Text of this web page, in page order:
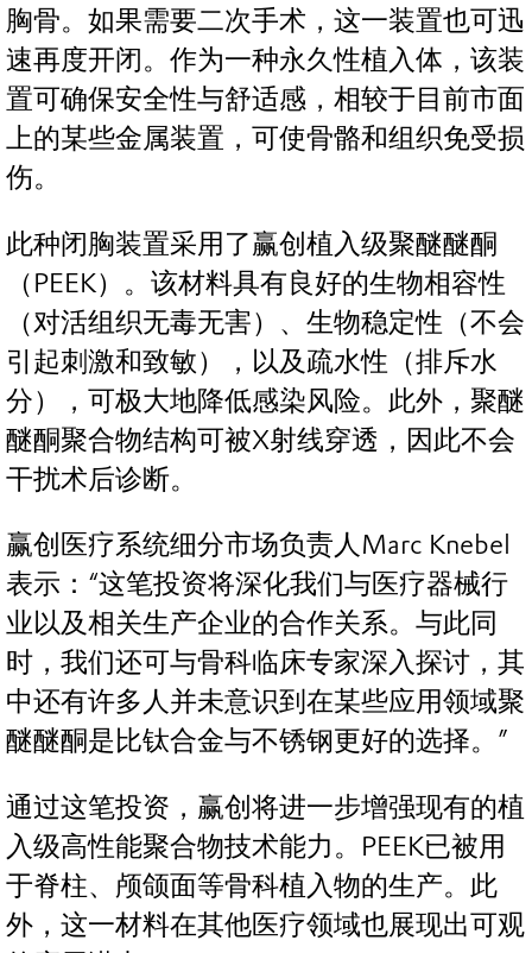
胸骨。如果需要二次手术，这一装置也可迅
速再度开闭。作为一种永久性植入体，该装
置可确保安全性与舒适感，相较于目前市面
上的某些金属装置，可使骨骼和组织免受损
伤。
此种闭胸装置采用了赢创植入级聚醚醚酮
（PEEK）。该材料具有良好的生物相容性
（对活组织无毒无害）、生物稳定性（不会
引起刺激和致敏），以及疏水性（排斥水
分），可极大地降低感染风险。此外，聚醚
醚酮聚合物结构可被X射线穿透，因此不会
干扰术后诊断。
赢创医疗系统细分市场负责人Marc Knebel
表示：“这笔投资将深化我们与医疗器械行
业以及相关生产企业的合作关系。与此同
时，我们还可与骨科临床专家深入探讨，其
中还有许多人并未意识到在某些应用领域聚
醚醚酮是比钛合金与不锈钢更好的选择。”
通过这笔投资，赢创将进一步增强现有的植
入级高性能聚合物技术能力。PEEK已被用
于脊柱、颅颌面等骨科植入物的生产。此
外，这一材料在其他医疗领域也展现出可观